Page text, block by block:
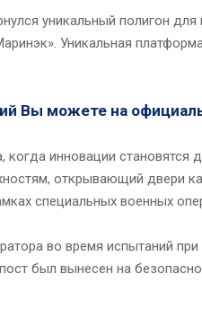
уникальный полигон
Уникальная
Вы можете на
когда инновации
открывающий двери
специальных военных
во время испытаний
был вынесен на